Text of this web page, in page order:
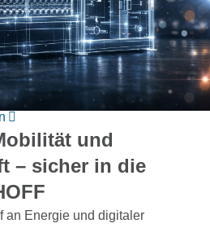
und
– sicher in die
an Energie und digitaler